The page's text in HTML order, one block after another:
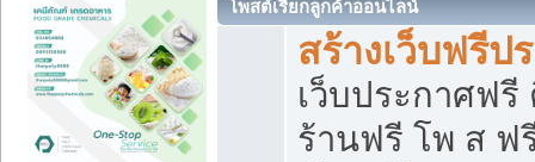
โพสต์เรียกลูกค้าออนไลน์
สร้างเว็บฟรีป
เว็บประกาศฟ
ร้านฟรี โพ ส ฟ